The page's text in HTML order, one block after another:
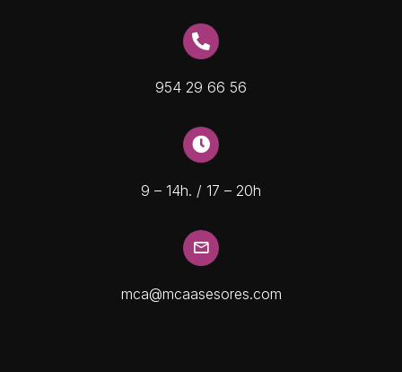
954 29 66 56
9 – 14h. / 17 – 20h
mca@mcaasesores.com